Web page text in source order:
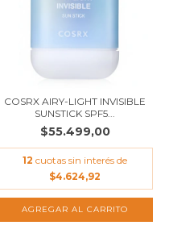
COSRX AIRY-LIGHT INVISIBLE
SUNSTICK SPF5...
$55.499,00
12 cuotas sin interés de
$4.624,92